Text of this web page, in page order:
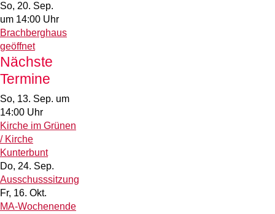
So, 20. Sep.
um 14:00 Uhr
Brachberghaus
geöffnet
Nächste
Termine
So, 13. Sep. um
14:00 Uhr
Kirche im Grünen
/ Kirche
Kunterbunt
Do, 24. Sep.
Ausschusssitzung
Fr, 16. Okt.
MA-Wochenende